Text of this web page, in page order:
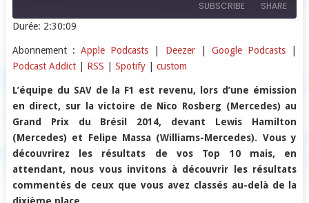
SUBSCRIBE SHARE
Apple Podcasts Deezer
Google Podcasts Podcast Addict
RSS Spotify
custom
RSS FEED
SHARE
EMBED
Durée: 2:30:09
Abonnement : Apple Podcasts Deezer|Google Podcasts
Podcast Addict| RSS Spotify| custom
L’équipe du SAV de la F1 est revenu, lors d’une émission
en direct, sur la victoire de Nico Rosberg (Mercedes) au
Grand Prix du Brésil 2014, devant Lewis Hamilton
(Mercedes) et Felipe Massa (Williams-Mercedes). Vous y
découvrirez les résultats de vos Top 10 mais, en
attendant, nous vous invitons à découvrir les résultats
commentés de ceux que vous avez classés au-delà de la